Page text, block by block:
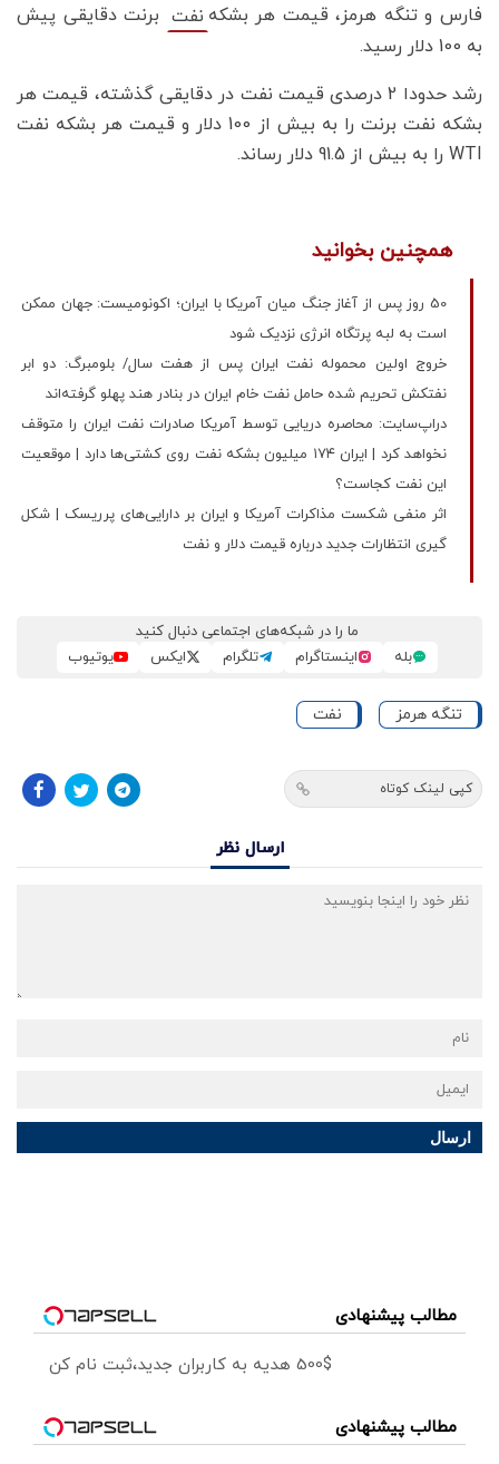
فارس و تنگه هرمز، قیمت هر بشکه نفت برنت دقایقی پیش
به 100 دلار رسید.
رشد حدودا 2 درصدی قیمت نفت در دقایقی گذشته، قیمت هر
بشکه نفت برنت را به بیش از 100 دلار و قیمت هر بشکه نفت
WTI‌ را به بیش از 91.5 دلار رساند.
همچنین بخوانید
50 روز پس از آغاز جنگ میان آمریکا با ایران؛ اکونومیست: جهان ممکن
است به لبه پرتگاه انرژی نزدیک شود
خروج اولین محموله نفت ایران پس از هفت سال/ بلومبرگ: دو ابر
نفتکش تحریم‌ شده حامل نفت خام ایران در بنادر هند پهلو گرفته‌اند
دراپ‌سایت: محاصره دریایی توسط آمریکا صادرات نفت ایران را متوقف
نخواهد کرد | ایران ۱۷۴ میلیون بشکه نفت روی کشتی‌ها دارد | موقعیت
این نفت کجاست؟
اثر منفی شکست مذاکرات آمریکا و ایران بر دارایی‌های پرریسک | شکل
گیری انتظارات جدید درباره قیمت دلار و نفت
ما را در شبکه‌های اجتماعی دنبال کنید
بله
اینستاگرام تلگرام ایکس یوتیوب
تنگه هرمز نفت
کپی لینک کوتاه
ارسال نظر
ارسال
مطالب پیشنهادی
500$ هدیه به کاربران جدید،ثبت نام کن
مطالب پیشنهادی